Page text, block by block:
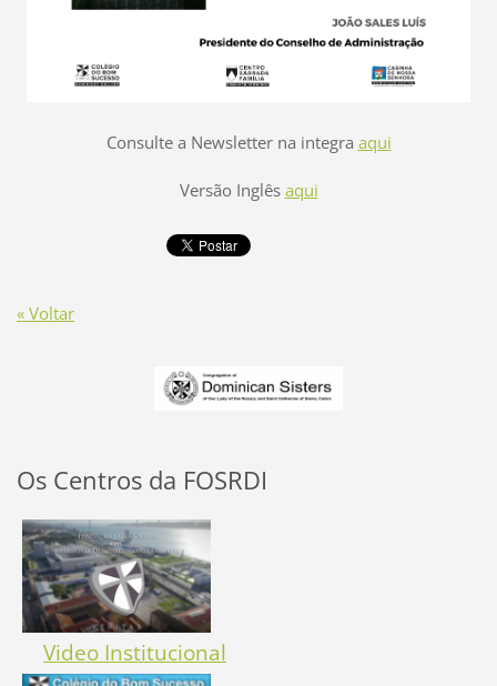
Consulte a Newsletter na integra aqui
Versão Inglês aqui
« Voltar
Os Centros da FOSRDI
Video Institucional